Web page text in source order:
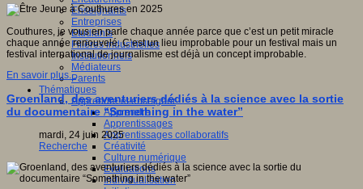
Enseignants
Entreprises
Etudiants
Filières industrielles
Institutionnels
Médiateurs
Parents
Thématiques
Apprendre et enseigner
Apprendre
Apprentissages
Apprentissages collaboratifs
Créativité
Culture numérique
Evaluations
Individualisation
Couthures, je vous en parle chaque année parce que c’est un petit miracle
chaque année renouvelé. C’est un lieu improbable pour un festival mais un
festival international de journalisme est déjà un concept improbable.
En savoir plus...
Groenland, des aventuriers dédiés à la science avec la sortie
du documentaire “Something in the water”
mardi, 24 juin 2025
Recherche